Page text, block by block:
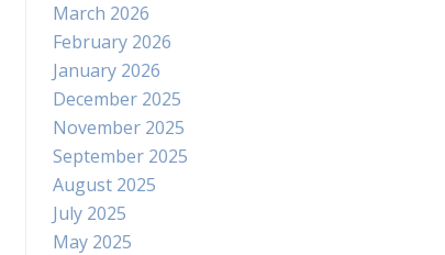
March 2026
February 2026
January 2026
December 2025
November 2025
September 2025
August 2025
July 2025
May 2025